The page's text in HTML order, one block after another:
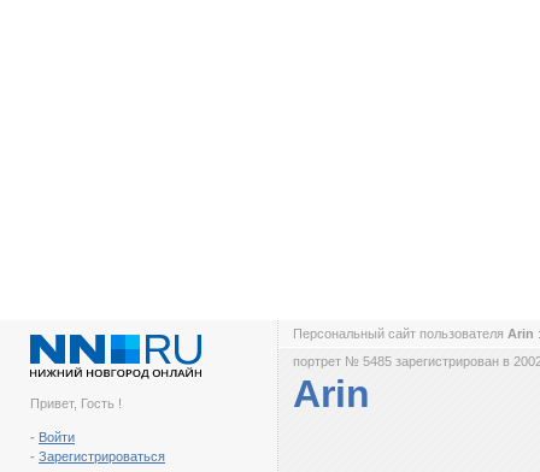
Привет, Гость !
- Войти
- Зарегистрироваться
Персональный сайт пользователя Arin
портрет № 5485 зарегистрирован в
Arin